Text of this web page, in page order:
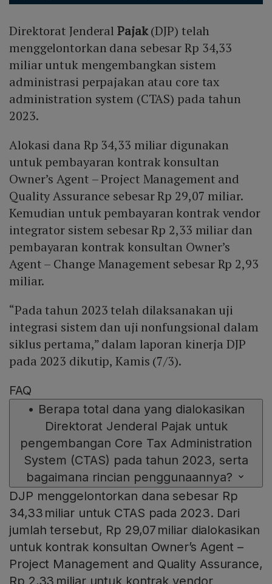
Direktorat Jenderal Pajak(DJP) telah
menggelontorkan dana sebesar Rp 34,33
miliar untuk mengembangkan sistem
administrasi perpajakan atau core tax
administration system (CTAS) pada tahun
2023.
Alokasi dana Rp 34,33 miliar digunakan
untuk pembayaran kontrak konsultan
Owner’s Agent – Project Management and
Quality Assurance sebesar Rp 29,07 miliar.
Kemudian untuk pembayaran kontrak vendor
integrator sistem sebesar Rp 2,33 miliar dan
pembayaran kontrak konsultan Owner’s
Agent – Change Management sebesar Rp 2,93
miliar.
“Pada tahun 2023 telah dilaksanakan uji
integrasi sistem dan uji nonfungsional dalam
siklus pertama,” dalam laporan kinerja DJP
pada 2023 dikutip, Kamis (7/3).
FAQ
• Berapa total dana yang dialokasikan
Direktorat Jenderal Pajak untuk
pengembangan Core Tax Administration
System (CTAS) pada tahun 2023, serta
bagaimana rincian penggunaannya?
DJP menggelontorkan dana sebesar Rp
34,33 miliar untuk CTAS pada 2023. Dari
jumlah tersebut, Rp 29,07 miliar dialokasikan
untuk kontrak konsultan Owner’s Agent –
Project Management and Quality Assurance,